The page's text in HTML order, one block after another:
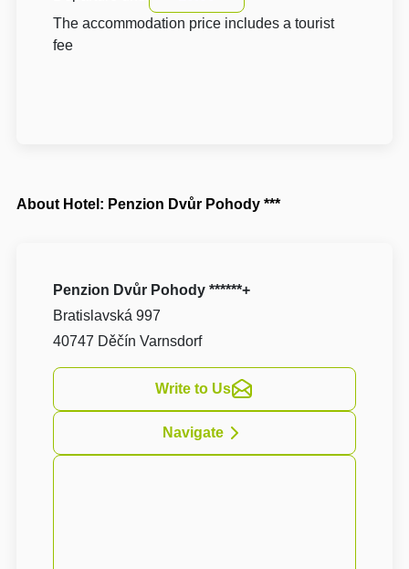
The accommodation price includes a tourist
fee
About Hotel: Penzion Dvůr Pohody ***
Penzion Dvůr Pohody ******+
Bratislavská 997
40747 Děčín Varnsdorf
Write to Us
Navigate